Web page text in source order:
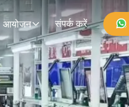
आयोजन संपर्क करें